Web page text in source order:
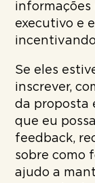
informações
executivo e
Se eles
inscrever,
da proposta
que eu
feedback,
sobre como
ajudo a